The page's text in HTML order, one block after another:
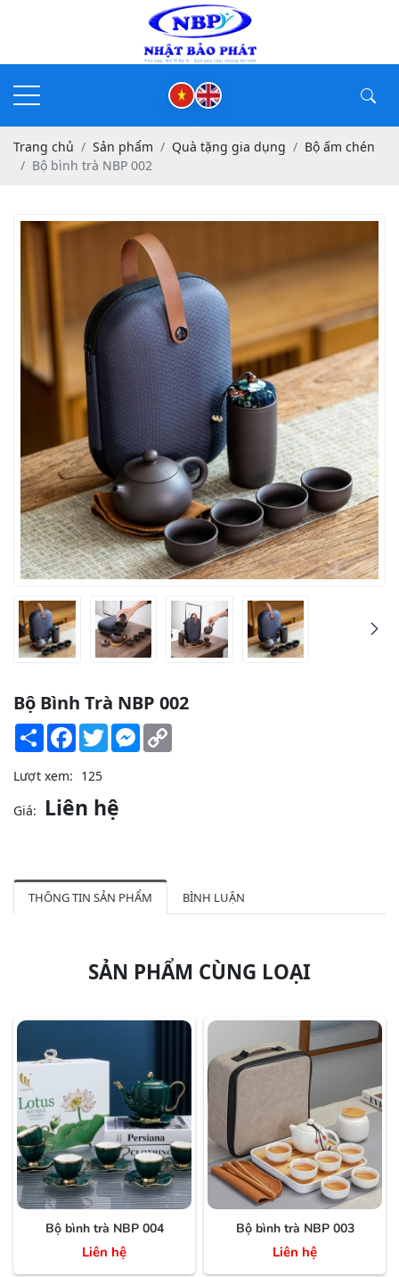
Trang chủ Sản phẩm Quà tặng gia dụng
Bộ ấm chén
Bộ bình trà NBP 002
Bộ Bình Trà NBP 002
Share Facebook
TwitterMessenger
Lượt xem: 125
Giá: Liên hệ
THÔNG TIN SẢN PHẨM BÌNH LUẬN
SẢN PHẨM CÙNG LOẠI
Bộ bình trà NBP 004
Liên hệ
Bộ bình trà NBP 003
Liên hệ